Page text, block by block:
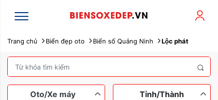
Trang chủ Biển đẹp oto Biển số Quảng Ninh Lộc phát
Oto/Xe máy Tỉnh/Thành